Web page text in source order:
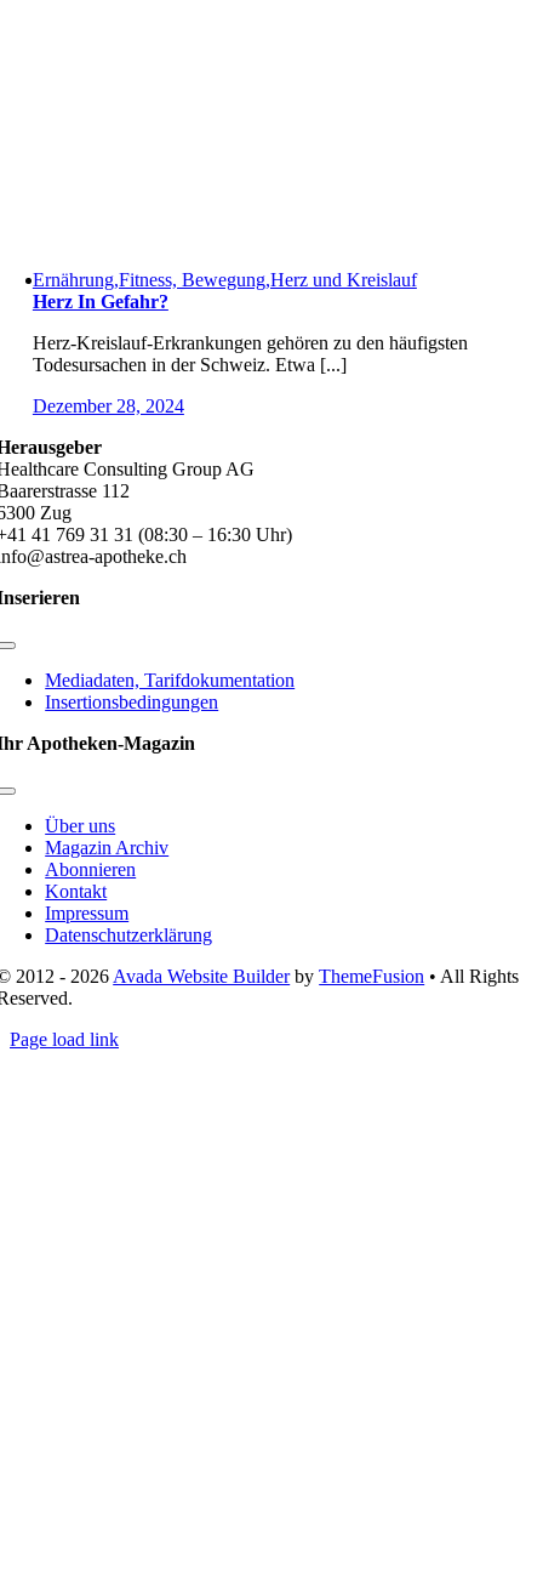
Ernährung,Fitness, Bewegung,Herz und Kreislauf
Herz In Gefahr?
Herz-Kreislauf-Erkrankungen gehören zu den häufigsten
Todesursachen in der Schweiz. Etwa [...]
Dezember 28, 2024
Consulting Group AG
112
Zug
41 769 31 31 (08:30 – 16:30 Uhr)
apotheke.ch
Toggle
NavigationMediadaten, Tarifdokumentation
Insertionsbedingungen
Apotheken-Magazin
Toggle
NavigationÜber uns
Magazin Archiv
Abonnieren
Kontakt
Impressum
Datenschutzerklärung
2012 - 2026 Avada Website BuilderbyThemeFusion • All Rights
Page load link